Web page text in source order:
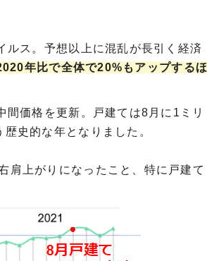
ス。予想以上に混乱が長引く経済
年比で全体で20%もアップするほ
価格を更新。戸建ては8月に1ミリ
史的な年となりました。
肩上がりになったこと、特に戸建て